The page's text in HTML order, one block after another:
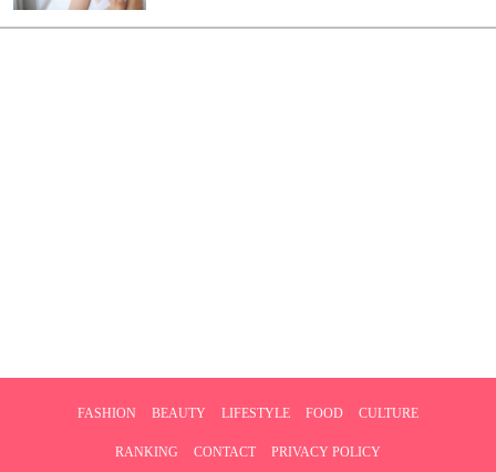
FASHION BEAUTY LIFESTYLE FOOD CULTURE
RANKING CONTACT PRIVACY POLICY